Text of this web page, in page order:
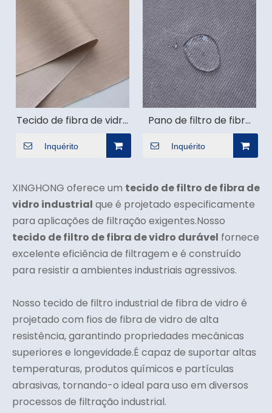
Tecido de fibra de vidro
de ar reverso 9 onças
para coletor de pó
Inquérito
Pano de filtro de fibra
de vidro resistente a
altas temperaturas
para coletor de poeira
Inquérito
XINGHONG oferece um tecido de filtro de fibra de
vidro industrial que é projetado especificamente
para aplicações de filtração exigentes.Nosso
tecido de filtro de fibra de vidro durável fornece
excelente eficiência de filtragem e é construído
para resistir a ambientes industriais agressivos.
Nosso tecido de filtro industrial de fibra de vidro é
projetado com fios de fibra de vidro de alta
resistência, garantindo propriedades mecânicas
superiores e longevidade.É capaz de suportar altas
temperaturas, produtos químicos e partículas
abrasivas, tornando-o ideal para uso em diversos
processos de filtração industrial.